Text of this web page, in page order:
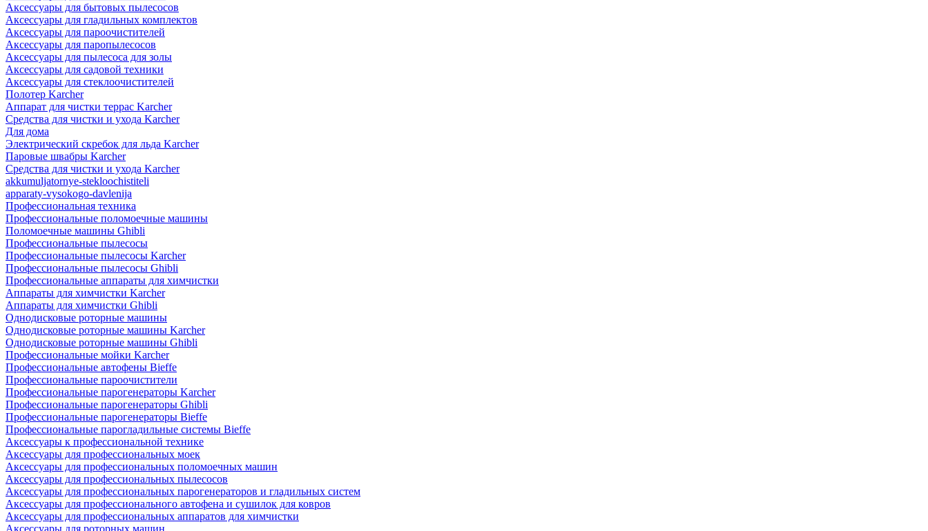
Аксессуары для бытовых пылесосов
Аксессуары для гладильных комплектов
Аксессуары для пароочистителей
Аксессуары для паропылесосов
Аксессуары для пылесоса для золы
Аксессуары для садовой техники
Аксессуары для стеклоочистителей
Полотер Karcher
Аппарат для чистки террас Karcher
Средства для чистки и ухода Karcher
Для дома
Электрический скребок для льда Karcher
Паровые швабры Karcher
Средства для чистки и ухода Karcher
akkumuljatornye-stekloochistiteli
apparaty-vysokogo-davlenija
Профессиональная техника
Профессиональные поломоечные машины
Поломоечные машины Ghibli
Профессиональные пылесосы
Профессиональные пылесосы Karcher
Профессиональные пылесосы Ghibli
Профессиональные аппараты для химчистки
Аппараты для химчистки Karcher
Аппараты для химчистки Ghibli
Однодисковые роторные машины
Однодисковые роторные машины Karcher
Однодисковые роторные машины Ghibli
Профессиональные мойки Karcher
Профессиональные автофены Bieffe
Профессиональные пароочистители
Профессиональные парогенераторы Karcher
Профессиональные парогенераторы Ghibli
Профессиональные парогенераторы Bieffe
Профессиональные парогладильные системы Bieffe
Аксессуары к профессиональной технике
Аксессуары для профессиональных моек
Аксессуары для профессиональных поломоечных машин
Аксессуары для профессиональных пылесосов
Аксессуары для профессиональных парогенераторов и гладильных систем
Аксессуары для профессионального автофена и сушилок для ковров
Аксессуары для профессиональных аппаратов для химчистки
Аксессуары для роторных машин